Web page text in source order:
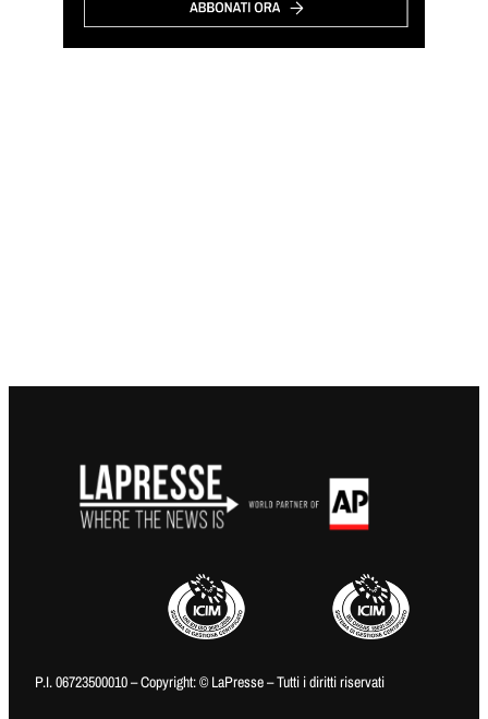
P.I. 06723500010 – Copyright: © LaPresse – Tutti i diritti riservati